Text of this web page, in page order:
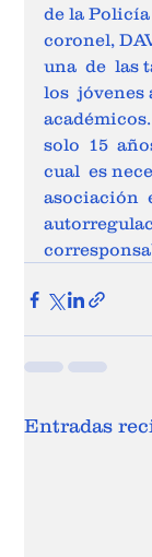
de la
coronel,
una  de  las
los  jóvenes
solo  15
cual  es
asociación
Entradas